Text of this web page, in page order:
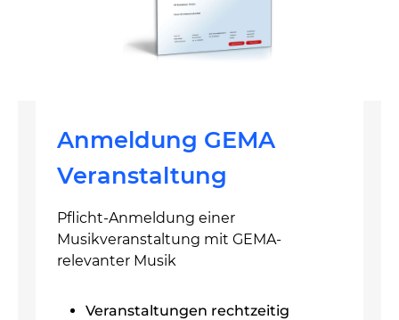
Anmeldung GEMA
Veranstaltung
Pflicht-Anmeldung einer
Musikveranstaltung mit GEMA-
relevanter Musik
Veranstaltungen rechtzeitig